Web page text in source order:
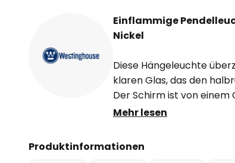
Einflammige
Nickel
Diese Hängeleuchte
klaren Glas, das den
Der Schirm ist von
Nickel-Finish belegt ist
Baldachin wieder. Das
Mehr lesen
Produktinformationen